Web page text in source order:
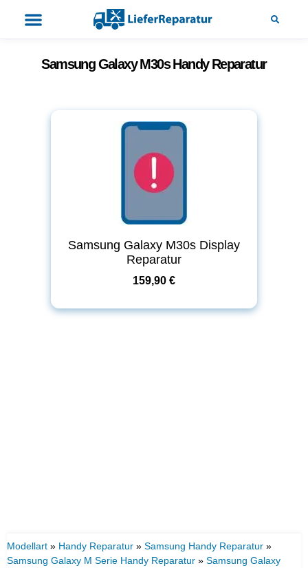
Samsung Galaxy M30s Handy Reparatur
Samsung Galaxy M30s Display
Reparatur
159,90 €
Modellart » Handy Reparatur » Samsung Handy Reparatur »
Samsung Galaxy M Serie Handy Reparatur » Samsung Galaxy